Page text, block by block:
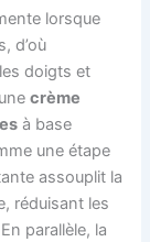
lorsque
d’où
doigts et
crème
à base
une étape
assouplit la
réduisant les
parallèle, la